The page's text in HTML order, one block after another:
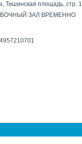
Тишинская площадь, стр. 1
ЗАЛ ВРЕМЕННО